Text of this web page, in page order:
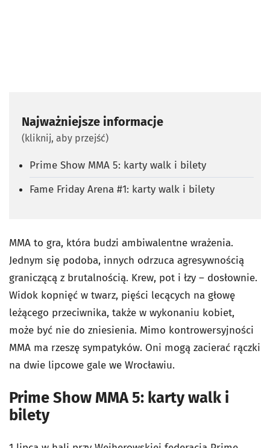
Najważniejsze informacje
(kliknij, aby przejść)
Prime Show MMA 5: karty walk i bilety
Fame Friday Arena #1: karty walk i bilety
MMA to gra, która budzi ambiwalentne wrażenia.
Jednym się podoba, innych odrzuca agresywnością
graniczącą z brutalnością. Krew, pot i łzy – dosłownie.
Widok kopnięć w twarz, pięści lecących na głowę
leżącego przeciwnika, także w wykonaniu kobiet,
może być nie do zniesienia. Mimo kontrowersyjności
MMA ma rzeszę sympatyków. Oni mogą zacierać rączki
na dwie lipcowe gale we Wrocławiu.
Prime Show MMA 5: karty walk i
bilety